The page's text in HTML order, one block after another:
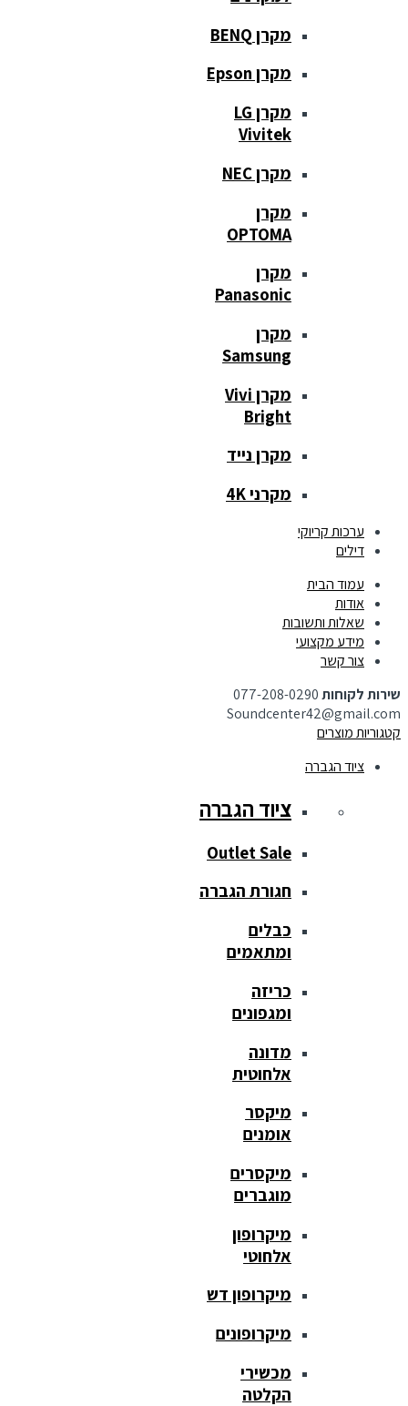
מקרן BENQ
מקרן Epson
מקרן LG
Vivitek
מקרן NEC
מקרן
OPTOMA
מקרן
Panasonic
מקרן
Samsung
מקרן Vivi
Bright
מקרן נייד
מקרני 4K
ערכות קריוקי
דילים
עמוד הבית
אודות
שאלות ותשובות
מידע מקצועי
צור קשר
שירות לקוחות077-208-0290
Soundcenter42@gmail.com
קטגוריות מוצרים
ציוד הגברה
ציוד הגברה
Outlet Sale
חגורת הגברה
כבלים
ומתאמים
כריזה
ומגפונים
מדונה
אלחוטית
מיקסר
אומנים
מיקסרים
מוגברים
מיקרופון
אלחוטי
מיקרופון דש
מיקרופונים
מכשירי
הקלטה